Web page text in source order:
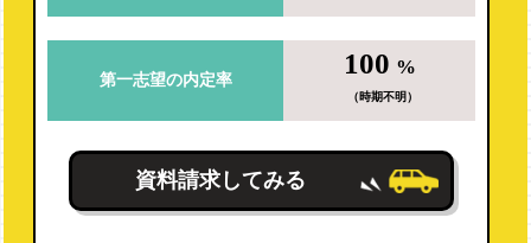
第一志望の内定率
100 %
（時期不明）
資料請求してみる